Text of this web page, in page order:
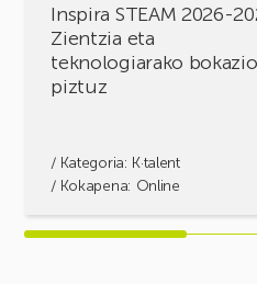
Inspira STEAM 2026-
Zientzia eta
teknologiarako
piztuz
/ Kategoria: K·talent
/ Kokapena: Online